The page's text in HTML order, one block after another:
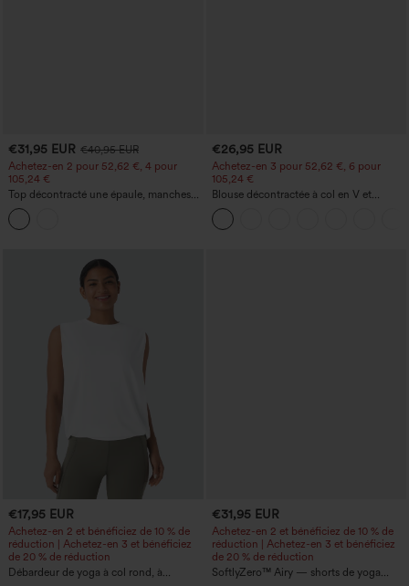
€31,95 EUR €40,95 EUR
Achetez-en 2 pour 52,62 €, 4 pour
105,24 €
Top décontracté une épaule, manches
courtes, ourlet arrondi hi-low,
soutien‑gorge intégré, motif à pois
€26,95 EUR
Achetez-en 3 pour 52,62 €, 6 pour
105,24 €
Blouse décontractée à col en V et
manches courtes bouffantes
€17,95 EUR
Achetez-en 2 et bénéficiez de 10 % de
réduction | Achetez-en 3 et bénéficiez
de 20 % de réduction
Débardeur de yoga à col rond, à
€31,95 EUR
Achetez-en 2 et bénéficiez de 10 % de
réduction | Achetez-en 3 et bénéficiez
de 20 % de réduction
SoftlyZero™ Airy — shorts de yoga